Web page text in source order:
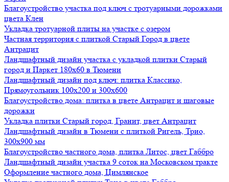
Благоустройство участка под ключ с тротуарными дорожками
цвета Клен
Укладка тротуарной плиты на участке с озером
Частная территория с плиткой Старый Город в цвете
Антрацит
Ландшафтный дизайн участка с укладкой плитки Старый
город и Паркет 180х60 в Тюмени
Ландшафтный дизайн под ключ: плитка Классико,
Прямоугольник 100х200 и 300х600
Благоустройство дома: плитка в цвете Антрацит и шаговые
дорожки
Укладка плитки Старый город, Гранит, цвет Антрацит
Ландшафтный дизайн в Тюмени с плиткой Ригель, Трио,
300х900 мм
Благоустройство частного дома, плитка Литос, цвет Габбро
Ландшафтный дизайн участка 9 соток на Московском тракте
Оформление частного дома, Цимлянское